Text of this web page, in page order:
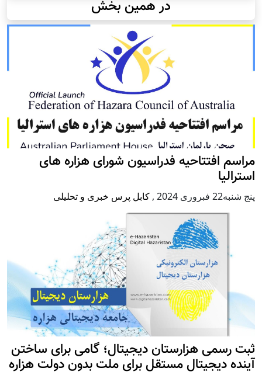
در همین بخش
مراسم افتتاحیه فدراسیون شورای هزاره های
استرالیا
پنج شنبه22 فبروری 2024 , کابل پرس خبری و تحلیلی
ثبت رسمی هزارستان دیجیتال؛ گامی برای ساختن
آینده دیجیتال مستقل برای ملت بدون دولت هزاره